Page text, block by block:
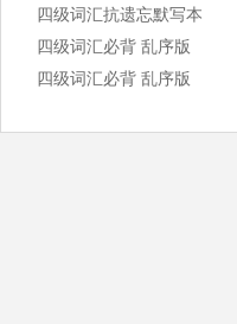
四级词汇抗遗忘默写本
四级词汇必背 乱序版
四级词汇必背 乱序版